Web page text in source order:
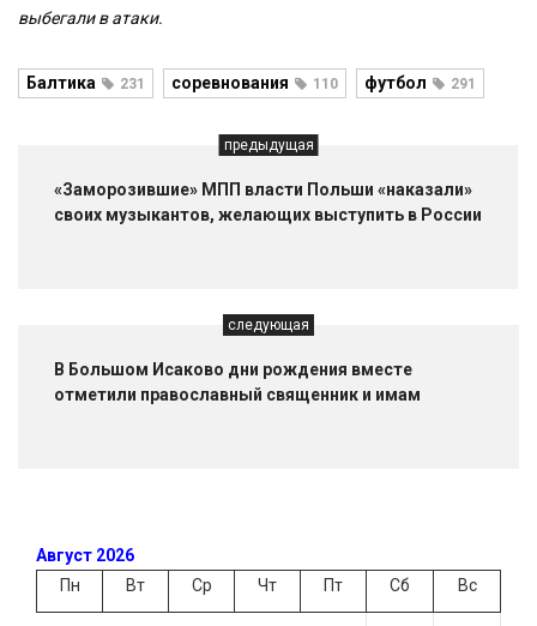
выбегали в атаки.
Балтика 231 соревнования 110 футбол 291
предыдущая
«Заморозившие» МПП власти Польши «наказали»
своих музыкантов, желающих выступить в России
следующая
В Большом Исаково дни рождения вместе
отметили православный священник и имам
Август 2026
Пн
Вт Ср Чт Пт Сб Вс